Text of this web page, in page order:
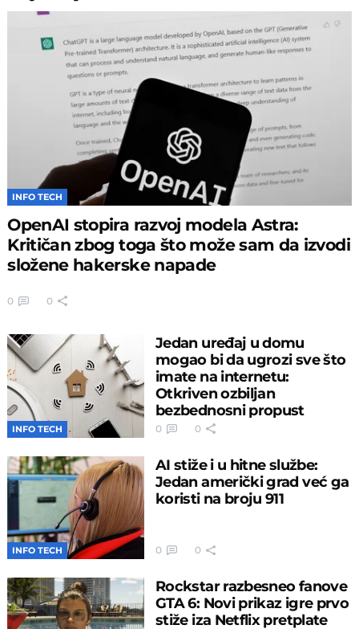
INFO TECH
OpenAI stopira razvoj modela Astra:
Kritičan zbog toga što može sam da izvodi
složene hakerske napade
0 0
INFO TECH
Jedan uređaj u domu
mogao bi da ugrozi sve što
imate na internetu:
Otkriven ozbiljan
bezbednosni propust
0 0
INFO TECH
AI stiže i u hitne službe:
Jedan američki grad već ga
koristi na broju 911
0 0
Rockstar razbesneo fanove
GTA 6: Novi prikaz igre prvo
stiže iza Netflix pretplate